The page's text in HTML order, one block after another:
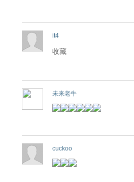
it4
收藏
未来老牛
cuckoo